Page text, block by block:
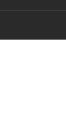
占い